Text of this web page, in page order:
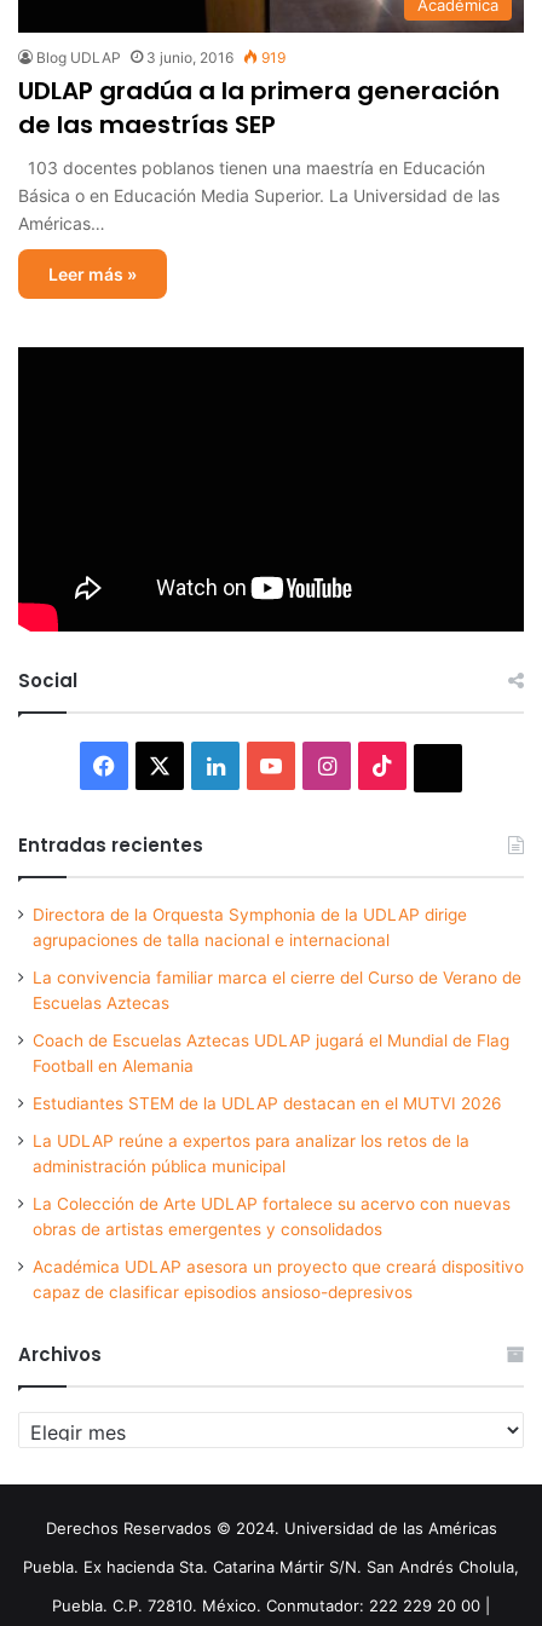
Académica
Blog UDLAP 3 junio, 2016 919
UDLAP gradúa a la primera generación
de las maestrías SEP
103 docentes poblanos tienen una maestría en Educación
Básica o en Educación Media Superior. La Universidad de las
Américas…
Leer más »
Social
Facebook LinkedInYouTubeInstagram
Entradas recientes
Directora de la Orquesta Symphonia de la UDLAP dirige
agrupaciones de talla nacional e internacional
La convivencia familiar marca el cierre del Curso de Verano de
Escuelas Aztecas
Coach de Escuelas Aztecas UDLAP jugará el Mundial de Flag
Football en Alemania
Estudiantes STEM de la UDLAP destacan en el MUTVI 2026
La UDLAP reúne a expertos para analizar los retos de la
administración pública municipal
La Colección de Arte UDLAP fortalece su acervo con nuevas
obras de artistas emergentes y consolidados
Académica UDLAP asesora un proyecto que creará dispositivo
capaz de clasificar episodios ansioso-depresivos
Archivos
Archivos
Derechos Reservados © 2024. Universidad de las Américas
Puebla. Ex hacienda Sta. Catarina Mártir S/N. San Andrés Cholula,
Puebla. C.P. 72810. México. Conmutador: 222 229 20 00 |